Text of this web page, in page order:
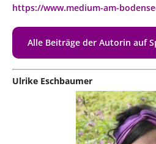
https://www.medium-am-
Alle Beiträge der Autorin auf
Ulrike Eschbaumer